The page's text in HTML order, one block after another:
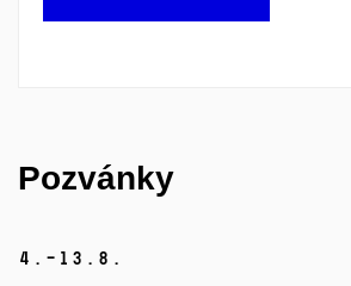
Pozvánky
4.–13. 8.